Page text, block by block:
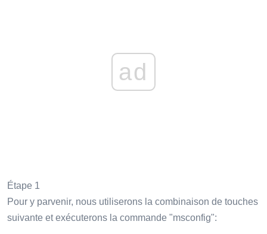
ad
Étape 1
Pour y parvenir, nous utiliserons la combinaison de touches
suivante et exécuterons la commande "msconfig":